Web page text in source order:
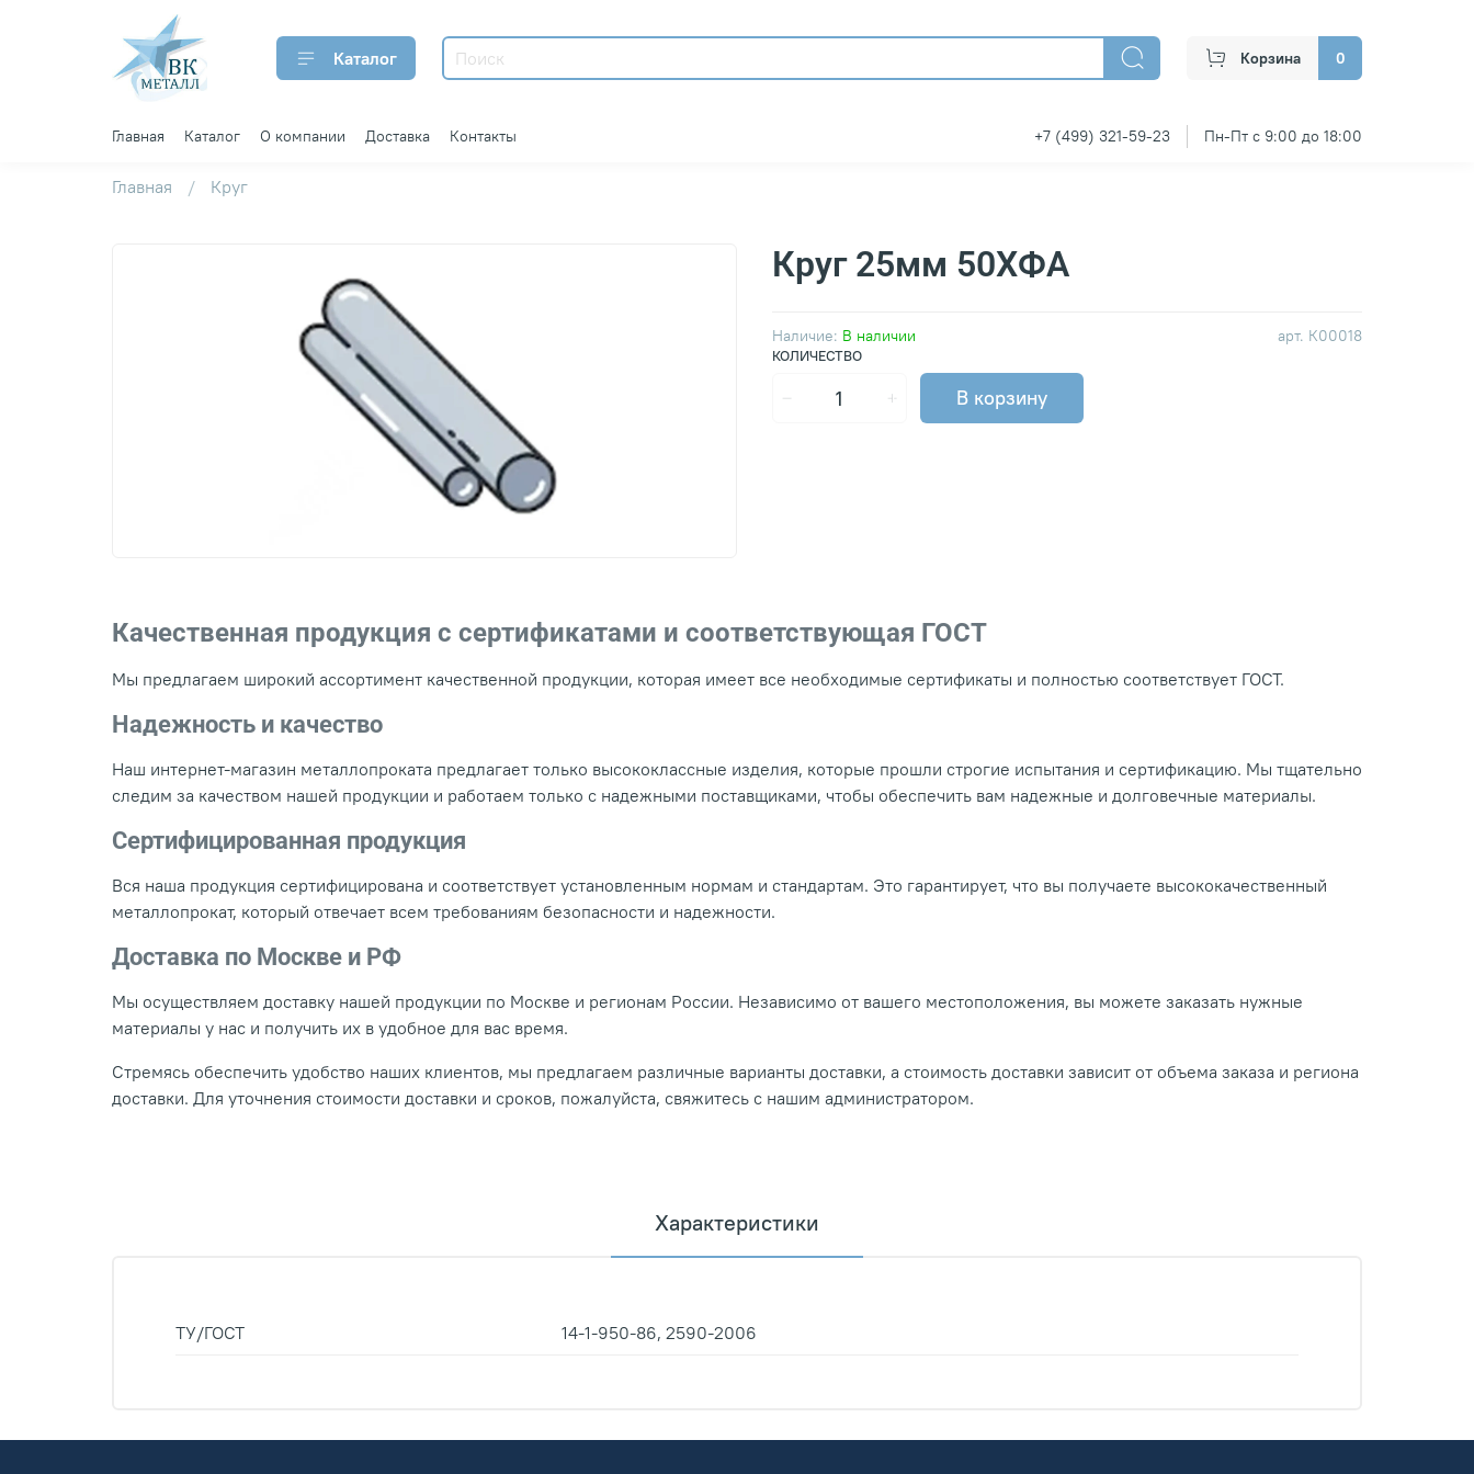
Каталог Корзина 0
Главная Каталог О компании Доставка Контакты +7 (499) 321-59-23 Пн-Пт с 9:00 до 18:00
Главная Круг
арт. К00018
Наличие: В наличии
Круг 25мм 50ХФА
КОЛИЧЕСТВО
В корзину
Качественная продукция с сертификатами и соответствующая ГОСТ
Мы предлагаем широкий ассортимент качественной продукции, которая имеет все необходимые сертификаты и полностью соответствует ГОСТ.
Надежность и качество
Наш интернет-магазин металлопроката предлагает только высококлассные изделия, которые прошли строгие испытания и сертификацию. Мы тщательно
следим за качеством нашей продукции и работаем только с надежными поставщиками, чтобы обеспечить вам надежные и долговечные материалы.
Сертифицированная продукция
Вся наша продукция сертифицирована и соответствует установленным нормам и стандартам. Это гарантирует, что вы получаете высококачественный
металлопрокат, который отвечает всем требованиям безопасности и надежности.
Доставка по Москве и РФ
Мы осуществляем доставку нашей продукции по Москве и регионам России. Независимо от вашего местоположения, вы можете заказать нужные
материалы у нас и получить их в удобное для вас время.
Стремясь обеспечить удобство наших клиентов, мы предлагаем различные варианты доставки, а стоимость доставки зависит от объема заказа и региона
доставки. Для уточнения стоимости доставки и сроков, пожалуйста, свяжитесь с нашим администратором.
Характеристики
ТУ/ГОСТ 14-1-950-86, 2590-2006